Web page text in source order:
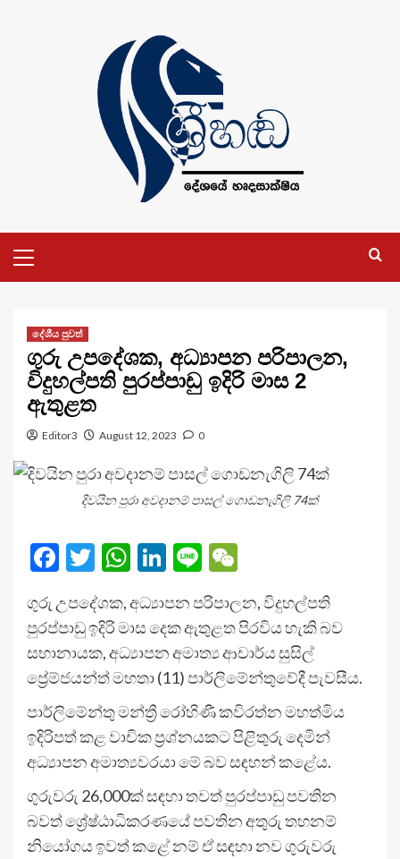
Menu
දේශීය පුවත්
ගුරු උපදේශක, අධ්‍යාපන පරිපාලන,
විදුහල්පති පුරප්පාඩු ඉදිරි මාස 2
ඇතුළත
Editor3 August 12, 2023 0
දිවයින පුරා අවදානම් පාසල් ගොඩනැගිලි 74ක්
Facebook
Twitter
WhatsApp
LinkedIn
Line
ගුරු උපදේශක, අධ්‍යාපන පරිපාලන, විදුහල්පති
පුරප්පාඩු ඉදිරි මාස දෙක ඇතුළත පිරවිය හැකි බව
සභානායක, අධ්‍යාපන අමාත්‍ය ආචාර්ය සුසිල්
ප්‍රේම්ජයන්ත් මහතා (11) පාර්ලිමේන්තුවේදී පැවසීය.
පාර්ලිමේන්තු මන්ත්‍රී රෝහිණී කවිරත්න මහත්මිය
ඉදිරිපත් කළ වාචික ප්‍රශ්නයකට පිළිතුරු දෙමින්
අධ්‍යාපන අමාත්‍යවරයා මේ බව සඳහන් කළේය.
ගුරුවරු 26,000ක් සඳහා තවත් පුරප්පාඩු පවතින
බවත් ශ්‍රේෂ්ඨාධිකරණයේ පවතින අතුරු තහනම්
නියෝගය ඉවත් කළේ නම් ඒ සඳහා නව ගුරුවරු